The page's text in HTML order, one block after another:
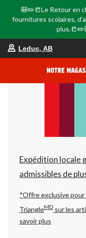
🎒✏️📒Le Retour en
fournitures scolaires,
Leduc, AB
Expédition locale
admissibles de
*Offre exclusive pour
TriangleMD sur les
savoir plus